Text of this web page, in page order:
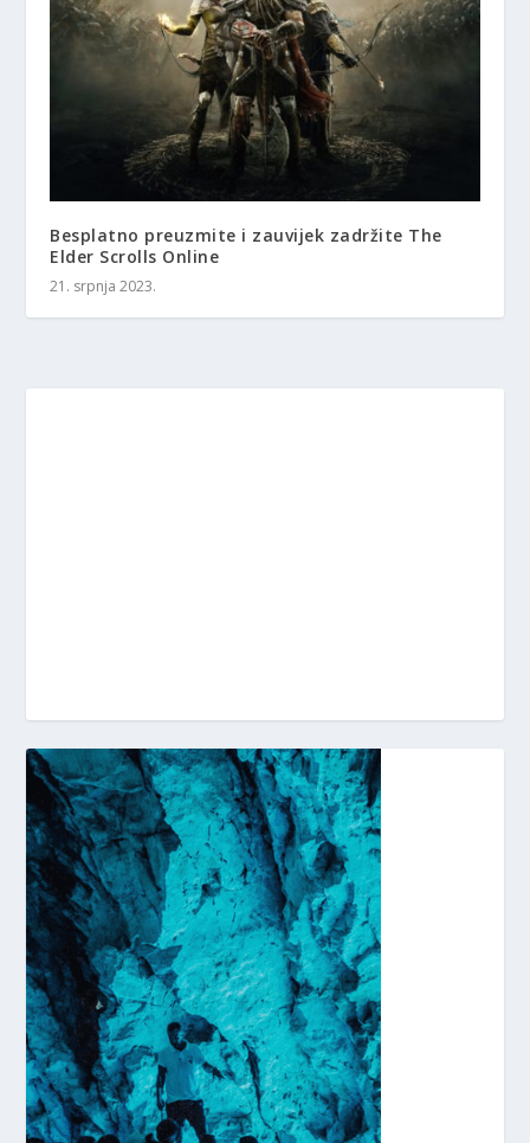
Besplatno preuzmite i zauvijek zadržite The
Elder Scrolls Online
21. srpnja 2023.